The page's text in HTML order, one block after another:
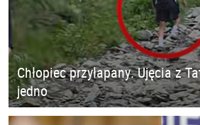
Chłopiec przyłapany. Ujęcia z
jedno